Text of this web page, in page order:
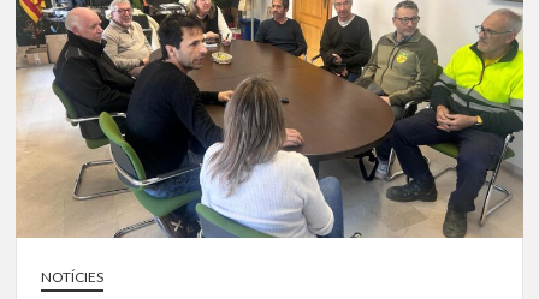
NOTÍCIES